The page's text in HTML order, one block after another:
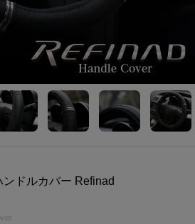
ンドルカバー Refinad